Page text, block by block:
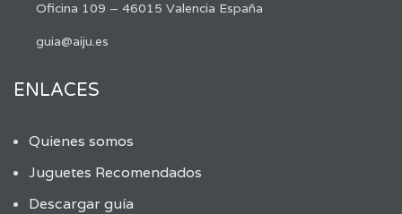
Oficina 109 – 46015 Valencia España
guia@aiju.es
ENLACES
Quienes somos
Juguetes Recomendados
Descargar guía